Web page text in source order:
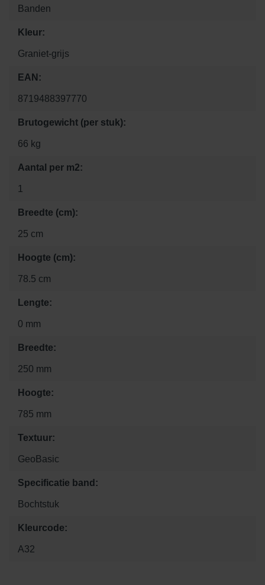
Banden
Kleur:
Graniet-grijs
EAN:
8719488397770
Brutogewicht (per stuk):
66 kg
Aantal per m2:
1
Breedte (cm):
25 cm
Hoogte (cm):
78.5 cm
Lengte:
0 mm
Breedte:
250 mm
Hoogte:
785 mm
Textuur:
GeoBasic
Specificatie band:
Bochtstuk
Kleurcode:
A32